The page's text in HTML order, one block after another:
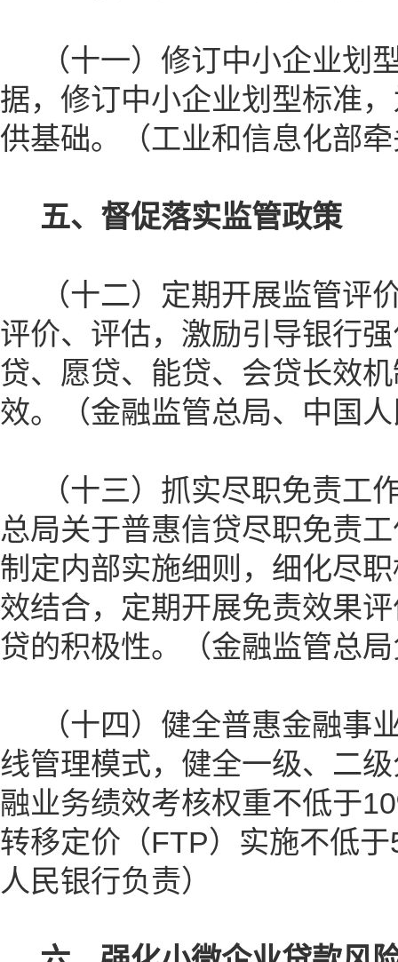
（十一）修订中小企业划
据，修订中小企业划型标准
供基础。（工业和信息化部
五、督促落实监管政策
（十二）定期开展监管评
评价、评估，激励引导银行
贷、愿贷、能贷、会贷长效
效。（金融监管总局、中国
（十三）抓实尽职免责工
总局关于普惠信贷尽职免责
制定内部实施细则，细化尽
效结合，定期开展免责效果
贷的积极性。（金融监管总
（十四）健全普惠金融事
线管理模式，健全一级、二
融业务绩效考核权重不低于
转移定价（FTP）实施不低
人民银行负责）